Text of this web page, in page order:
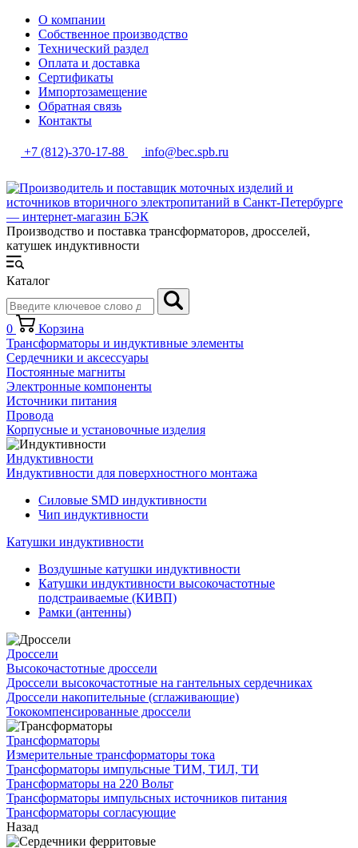
О компании
Собственное производство
Технический раздел
Оплата и доставка
Сертификаты
Импортозамещение
Обратная связь
Контакты
+7 (812)-370-17-88 info@bec.spb.ru
Производство и поставка трансформаторов, дросселей,
катушек индуктивности
Каталог
0
Корзина
Трансформаторы и индуктивные элементы
Сердечники и аксессуары
Постоянные магниты
Электронные компоненты
Источники питания
Провода
Корпусные и установочные изделия
Индуктивности
Индуктивности для поверхностного монтажа
Силовые SMD индуктивности
Чип индуктивности
Катушки индуктивности
Воздушные катушки индуктивности
Катушки индуктивности высокочастотные
подстраиваемые (КИВП)
Рамки (антенны)
Дроссели
Высокочастотные дроссели
Дроссели высокочастотные на гантельных сердечниках
Дроссели накопительные (сглаживающие)
Тококомпенсированные дроссели
Трансформаторы
Измерительные трансформаторы тока
Трансформаторы импульсные ТИМ, ТИЛ, ТИ
Трансформаторы на 220 Вольт
Трансформаторы импульсных источников питания
Трансформаторы согласующие
Назад